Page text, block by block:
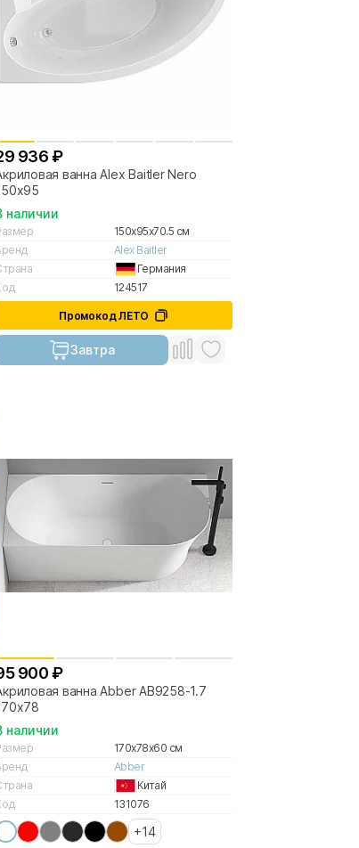
936 ₽
ванна Alex Baitler Nero
наличии
150x95x70.5 см
Alex Baitler
Германия
124517
Промокод ЛЕТО
Завтра
900 ₽
ванна Abber AB9258-1.7
наличии
170x78x60 см
Abber
Китай
131076
+14